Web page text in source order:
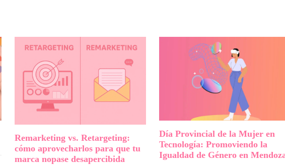
Remarketing vs. Retargeting:
cómo aprovecharlos para que tu
marca nopase desapercibida
Día Provincial de la Mujer en
Tecnología: Promoviendo la
Igualdad de Género en